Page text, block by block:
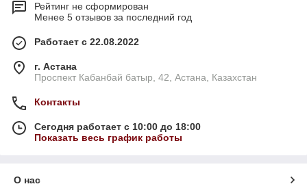
Рейтинг не сформирован
Менее 5 отзывов за последний год
Работает с 22.08.2022
г. Астана
Проспект Кабанбай батыр, 42, Астана, Казахстан
Контакты
Сегодня работает с 10:00 до 18:00
Показать весь график работы
О нас